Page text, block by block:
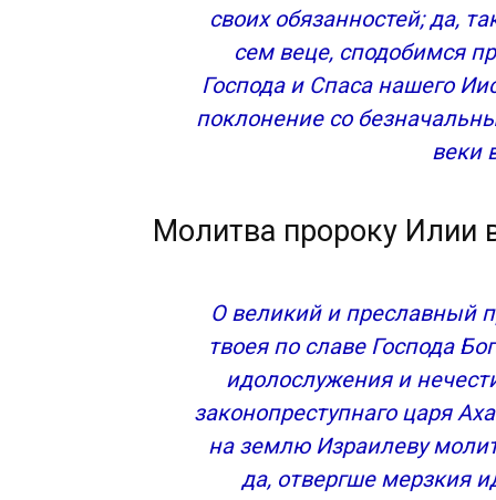
своих обязанностей; да,
сем веце, сподобимся
Господа и Спаса нашего
поклонение со
веки
Молитва пророку Илии
О великий и преславный
твоея по славе Господа
идолослужения и
законопреступнаго царя
на землю Израилеву
да, отвергше мерзкия